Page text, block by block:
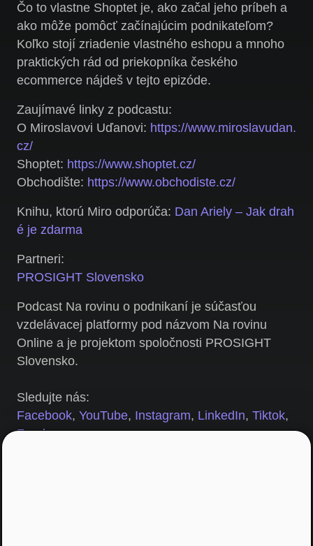
Čo to vlastne Shoptet je, ako začal jeho príbeh a
ako môže pomôcť začínajúcim podnikateľom?
Koľko stojí zriadenie vlastného eshopu a mnoho
praktických rád od priekopníka českého
ecommerce nájdeš v tejto epizóde.
Zaujímavé linky z podcastu:
O Miroslavovi Uďanovi: https://www.miroslavudan.
cz/
Shoptet: https://www.shoptet.cz/
Obchodište: https://www.obchodiste.cz/
Knihu, ktorú Miro odporúča: Dan Ariely – Jak drah
é je zdarma
Partneri:
PROSIGHT Slovensko
Podcast Na rovinu o podnikaní je súčasťou
vzdelávacej platformy pod názvom Na rovinu
Online a je projektom spoločnosti PROSIGHT
Slovensko.
Sledujte nás:
Facebook, YouTube, Instagram, LinkedIn, Tiktok,
Feed